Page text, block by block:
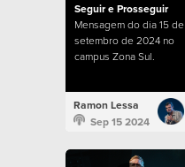
Seguir e Prosseguir
Mensagem do dia 15 de
setembro de 2024 no
campus Zona Sul.
Ramon Lessa
Sep 15 2024